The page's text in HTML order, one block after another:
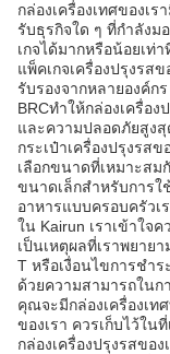
กล่องเครื่องเทศของเ
รับธุรกิจใด ๆ ที่กําลังม
เกจได้มากหรือน้อยเท่า
แพ็คเกจเครื่องปรุงรส
รับรองจากหลายองค์ก
BRCทําให้กล่องเครื่อ
และความปลอดภัยสูงสุ
กระเป๋าเครื่องปรุงรส
เลือกขนาดที่เหมาะสม
ขนาดเล็กสําหรับการ
อาหารแบบครอบครัวเ
ใน Kairun เราเข้าใจ
เป็นเหตุผลที่เราพยาย
T หรือเงื่อนไขการชํา
ด้วยความสามารถใน
คุณจะมีกล่องเครื่องเท
ของเรา ควรเก็บไว้ใ
กล่องเครื่องปรุงรสขอ